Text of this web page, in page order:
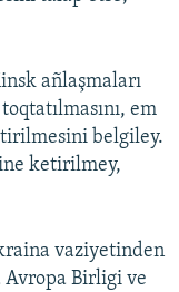
añlaşmaları
em
belgiley.
ketirilmey,
vaziyetinden
Avropa Birligi ve